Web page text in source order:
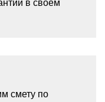
смету по